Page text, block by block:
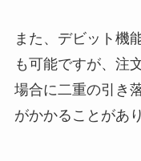
また、デビット機
も可能ですが、注
場合に二重の引き
がかかることがあ